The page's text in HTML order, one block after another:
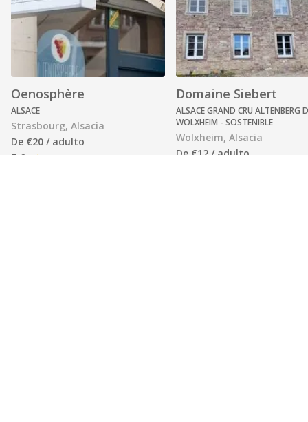
Oenosphère
ALSACE
Strasbourg, Alsacia
De €20 / adulto
5.0
Domaine Siebert
ALSACE GRAND CRU ALTENBERG
WOLXHEIM - SOSTENIBLE
Wolxheim, Alsacia
De €12 / adulto